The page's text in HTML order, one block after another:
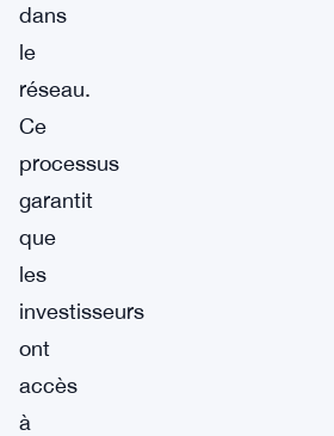
dans
le
réseau.
Ce
processus
garantit
que
les
investisseurs
ont
accès
à